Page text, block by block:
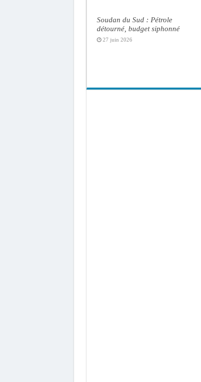
Soudan du Sud : Pétrole
détourné, budget siphonné
27 juin 2026